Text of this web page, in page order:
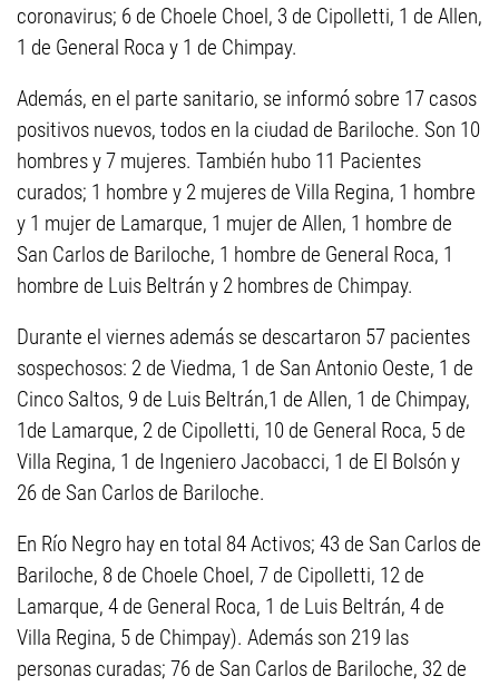
coronavirus; 6 de Choele Choel, 3 de Cipolletti, 1 de Allen,
1 de General Roca y 1 de Chimpay.
Además, en el parte sanitario, se informó sobre 17 casos
positivos nuevos, todos en la ciudad de Bariloche. Son 10
hombres y 7 mujeres. También hubo 11 Pacientes
curados; 1 hombre y 2 mujeres de Villa Regina, 1 hombre
y 1 mujer de Lamarque, 1 mujer de Allen, 1 hombre de
San Carlos de Bariloche, 1 hombre de General Roca, 1
hombre de Luis Beltrán y 2 hombres de Chimpay.
Durante el viernes además se descartaron 57 pacientes
sospechosos: 2 de Viedma, 1 de San Antonio Oeste, 1 de
Cinco Saltos, 9 de Luis Beltrán,1 de Allen, 1 de Chimpay,
1de Lamarque, 2 de Cipolletti, 10 de General Roca, 5 de
Villa Regina, 1 de Ingeniero Jacobacci, 1 de El Bolsón y
26 de San Carlos de Bariloche.
En Río Negro hay en total 84 Activos; 43 de San Carlos de
Bariloche, 8 de Choele Choel, 7 de Cipolletti, 12 de
Lamarque, 4 de General Roca, 1 de Luis Beltrán, 4 de
Villa Regina, 5 de Chimpay). Además son 219 las
personas curadas; 76 de San Carlos de Bariloche, 32 de